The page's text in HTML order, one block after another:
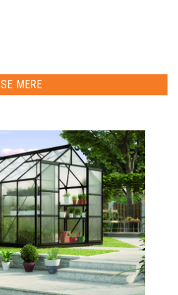
SE MERE